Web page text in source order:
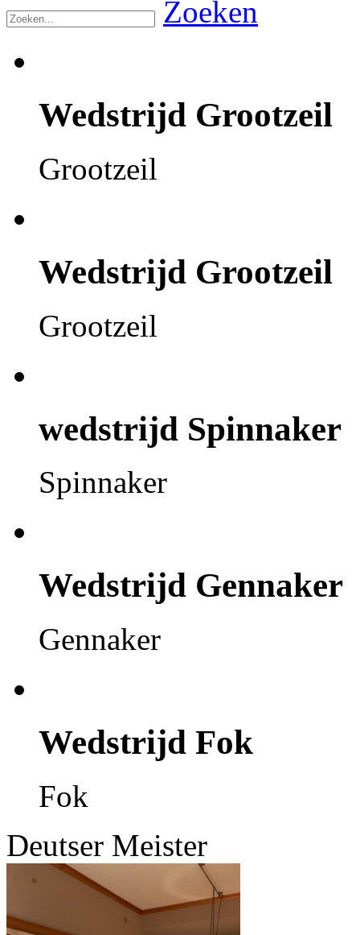
Zoeken
Wedstrijd Grootzeil
Grootzeil
Wedstrijd Grootzeil
Grootzeil
wedstrijd Spinnaker
Spinnaker
Wedstrijd Gennaker
Gennaker
Wedstrijd Fok
Fok
Deutser Meister